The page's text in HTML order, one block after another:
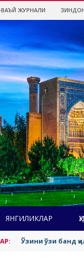
ВАЪЙ ЖУРНАЛИ
ЯНГИЛИКЛАР
Ўзини ўзи банд